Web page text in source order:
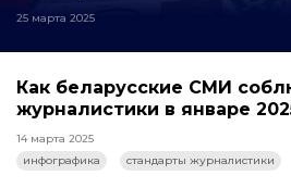
25 марта 2025
Как беларусские СМИ
журналистики в январе
14 марта 2025
инфографика
стандарты журналистики